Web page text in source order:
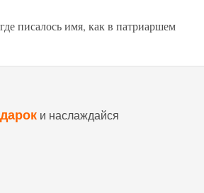
писалось имя, как в патриаршем
и наслаждайся